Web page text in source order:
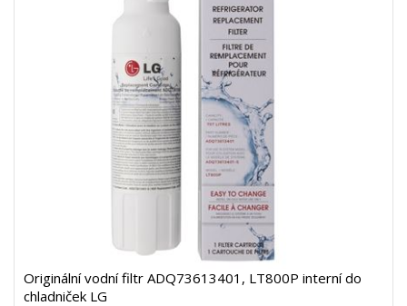
Originální vodní filtr ADQ73613401, LT800P interní do
chladniček LG